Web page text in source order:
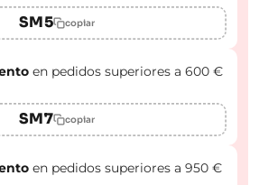
SM5 copiar
en pedidos superiores a 600 €
SM7 copiar
en pedidos superiores a 950 €